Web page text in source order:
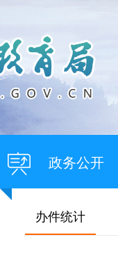
政务公开
办件统计